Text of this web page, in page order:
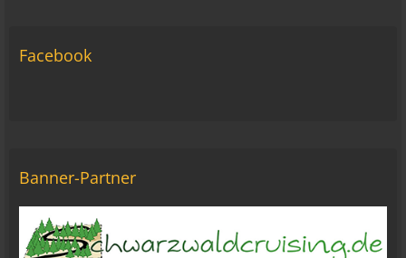
Michael Fricke
Tom Nowak
So liebe Bikerbrüder und - brüderinnen, ich bin
jetzt da!
Facebook
Banner-Partner